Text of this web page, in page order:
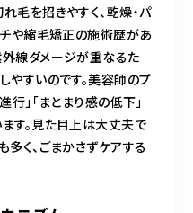
毛を招きやすく、乾燥・パ
チや縮毛矯正の施術歴があ
線ダメージが重なるた
やすいのです。美容師のプ
行」「まとまり感の低下」
す。見た目上は大丈夫で
く、ごまかさずケアする